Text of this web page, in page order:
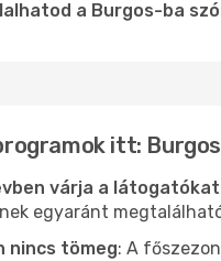
a Burgos-ba
itt: Burgos
várja a látogatókat
egyaránt
nincs tömeg: A